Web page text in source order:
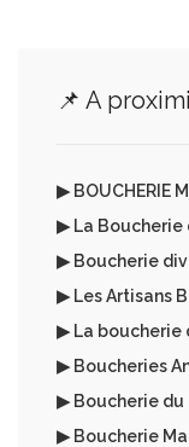
📌 A
▶ BOUCHERIE
▶ La
▶ Boucherie
▶ Les Artisans
▶ La boucherie
▶ Boucheries
▶ Boucherie du
▶ Boucherie